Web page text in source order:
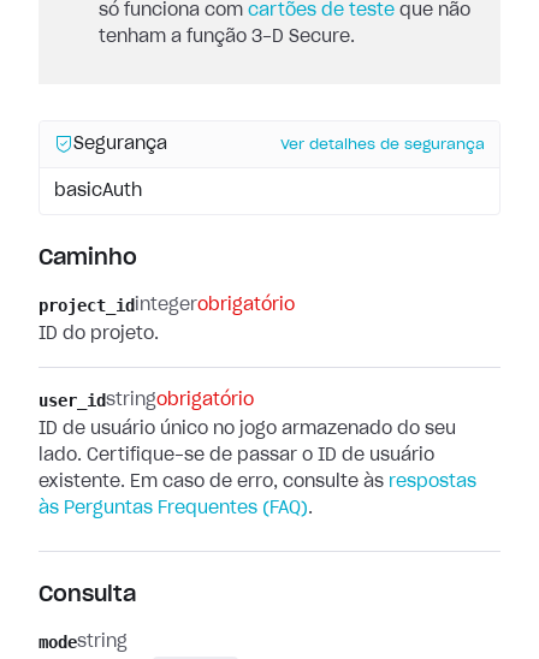
só funciona com cartões de teste que não
tenham a função 3-D Secure.
Segurança Ver detalhes de segurança
basicAuth
Caminho
project_id integerobrigatório
ID do projeto.
user_idstringobrigatório
ID de usuário único no jogo armazenado do seu
lado. Certifique-se de passar o ID de usuário
existente. Em caso de erro, consulte às respostas
às Perguntas Frequentes (FAQ).
Consulta
modestring